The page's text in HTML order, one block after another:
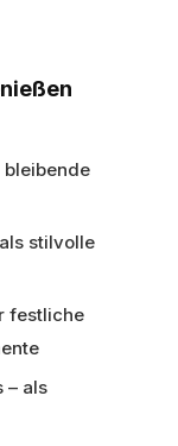
bleibende
stilvolle
festliche
– als